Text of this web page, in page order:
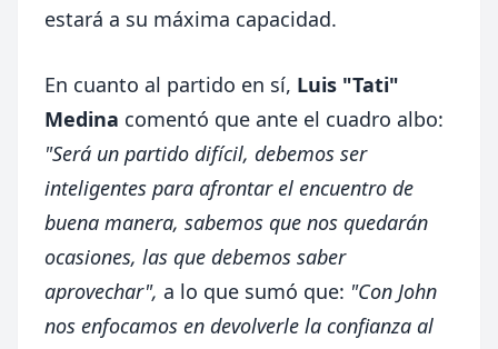
estará a su máxima capacidad.
En cuanto al partido en sí, Luis "Tati"
Medina comentó que ante el cuadro albo:
"Será un partido difícil, debemos ser
inteligentes para afrontar el encuentro de
buena manera, sabemos que nos quedarán
ocasiones, las que debemos saber
aprovechar", a lo que sumó que: "Con John
nos enfocamos en devolverle la confianza al